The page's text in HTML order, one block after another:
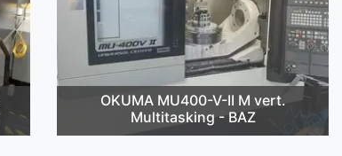
OKUMA MU400-V-II M vert.
Multitasking - BAZ